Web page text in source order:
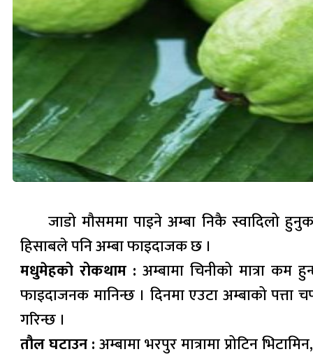
जाडो मौसममा पाइने अम्बा निकै स्वादिलो
हिसाबले पनि अम्बा फाइदाजक छ ।
मधुमेहको रोकथाम : अम्बामा चिनीको मात्रा कम
फाइदाजनक मानिन्छ । दिनमा एउटा अम्बाको
गरिन्छ ।
तौल घटाउन :अम्बामा भरपुर मात्रामा प्रोटिन